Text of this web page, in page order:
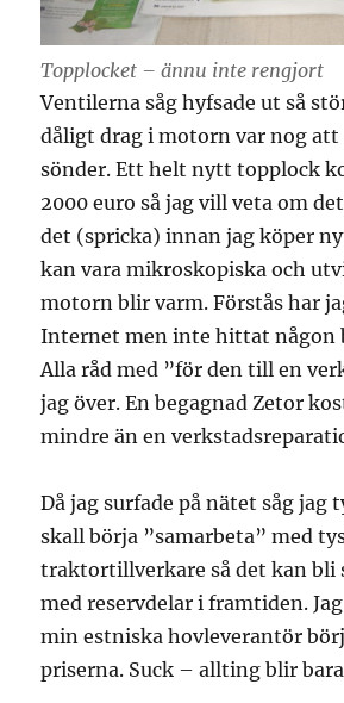
Topplocket – ännu inte rengjort
Ventilerna såg hyfsade ut så
dåligt drag i motorn var nog att
sönder. Ett helt nytt topplock
2000 euro så jag vill veta om
det (spricka) innan jag köper
kan vara mikroskopiska och
motorn blir varm. Förstås har
Internet men inte hittat någon
Alla råd med ”för den till en
jag över. En begagnad Zetor
mindre än en
Då jag surfade på nätet såg jag
skall börja ”samarbeta” med
traktortillverkare så det kan bli
med reservdelar i framtiden.
min estniska hovleverantör
priserna. Suck – allting blir